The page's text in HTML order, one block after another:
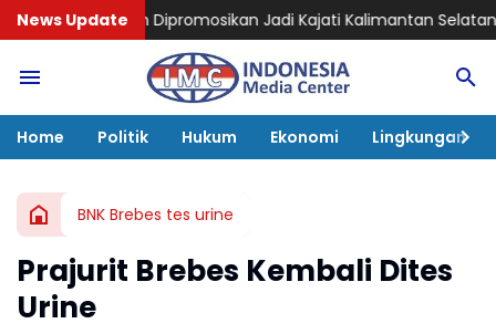
News UpdateJadi Kajati Kalimantan Selatan, Bawa
Home Politik Hukum Ekonomi Lingkungan
BNK Brebes tes urine
Prajurit Brebes Kembali Dites
Urine